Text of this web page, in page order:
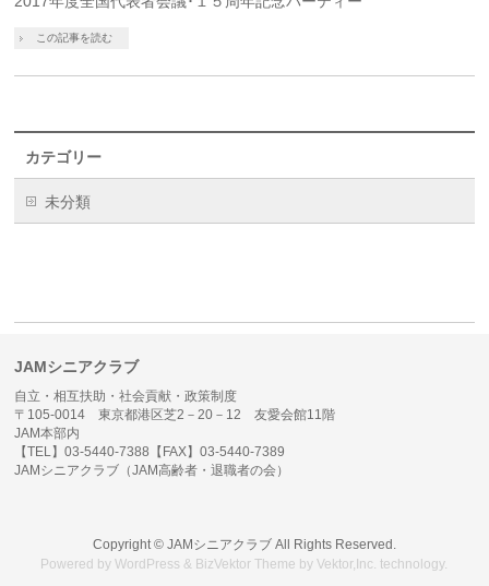
この記事を読む
カテゴリー
未分類
JAMシニアクラブ
自立・相互扶助・社会貢献・政策制度
〒105-0014 東京都港区芝2－20－12 友愛会館11階
JAM本部内
【TEL】03-5440-7388【FAX】03-5440-7389
JAMシニアクラブ（JAM高齢者・退職者の会）
Copyright © JAMシニアクラブAll Rights Reserved.
Powered byWordPress & BizVektor Theme byVektor,Inc. technology.